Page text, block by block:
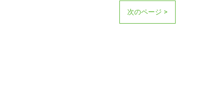
次のページ >